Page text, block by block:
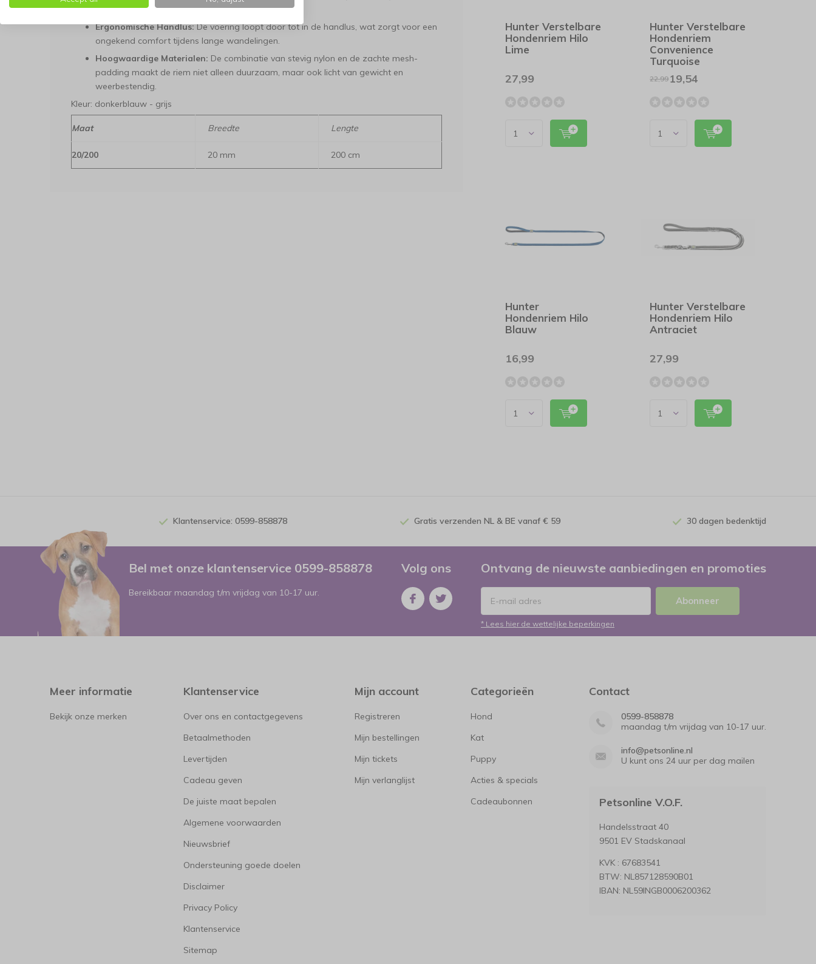
als je hond onverwachts trekt.
Ergonomische Handlus:De voering loopt door tot in de handlus, wat zorgt voor een
ongekend comfort tijdens lange wandelingen.
Hoogwaardige Materialen: De combinatie van stevig nylon en de zachte mesh-
padding maakt de riem niet alleen duurzaam, maar ook licht van gewicht en
weerbestendig.
Kleur: donkerblauw - grijs
Maat Breedte Lengte
20/200 20 mm 200 cm
Hunter Verstelbare
Hondenriem Hilo
Lime
27,99
Hunter Verstelbare
Hondenriem
Convenience
Turquoise
22,9919,54
Hunter
Hondenriem Hilo
Blauw
16,99
Hunter Verstelbare
Hondenriem Hilo
Antraciet
27,99
Klantenservice: 0599-858878 Gratis verzenden NL & BE vanaf € 59 30 dagen bedenktijd
Bel met onze klantenservice 0599-858878
Bereikbaar maandag t/m vrijdag van 10-17 uur.
Volg ons Ontvang de nieuwste aanbiedingen en promoties
Abonneer
* Lees hier de wettelijke beperkingen
Meer informatie
Bekijk onze merken
Klantenservice
Over ons en contactgegevens
Betaalmethoden
Levertijden
Cadeau geven
De juiste maat bepalen
Algemene voorwaarden
Nieuwsbrief
Ondersteuning goede doelen
Disclaimer
Privacy Policy
Klantenservice
Sitemap
Mijn account
Registreren
Mijn bestellingen
Mijn tickets
Mijn verlanglijst
Categorieën
Hond
Kat
Puppy
Acties & specials
Cadeaubonnen
Contact
0599-858878
maandag t/m vrijdag van 10-17 uur.
info@petsonline.nl
U kunt ons 24 uur per dag mailen
Petsonline V.O.F.
Handelsstraat 40
9501 EV Stadskanaal
KVK : 67683541
BTW: NL857128590B01
IBAN: NL59INGB0006200362